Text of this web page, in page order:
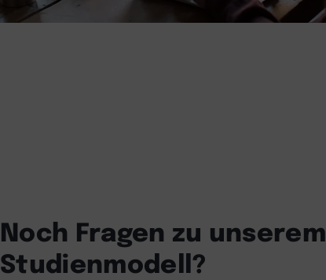
Noch Fragen zu unserem
Studienmodell?